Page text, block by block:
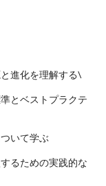
進化を理解する\
とベストプラクテ
いて学ぶ
るための実践的な